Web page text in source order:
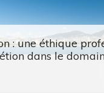
: une éthique
dans le